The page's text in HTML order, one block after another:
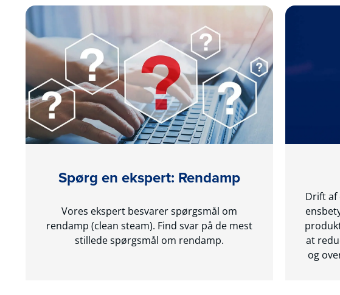
Spørg en ekspert: Rendamp
Vores ekspert besvarer spørgsmål om
rendamp (clean steam). Find svar på de mest
stillede spørgsmål om rendamp.
Drift af
at
og